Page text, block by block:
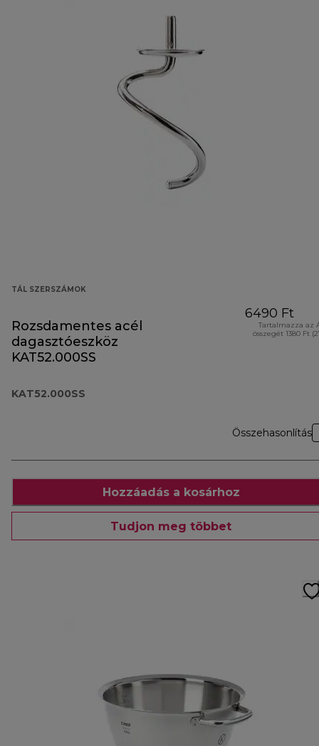
TÁL SZERSZÁMOK
Rozsdamentes acél
dagasztóeszköz
KAT52.000SS
KAT52.000SS
6490 Ft
Tartalmazza az
összegét 1380 Ft
Összehasonlítás
Hozzáadás a kosárhoz
Tudjon meg többet